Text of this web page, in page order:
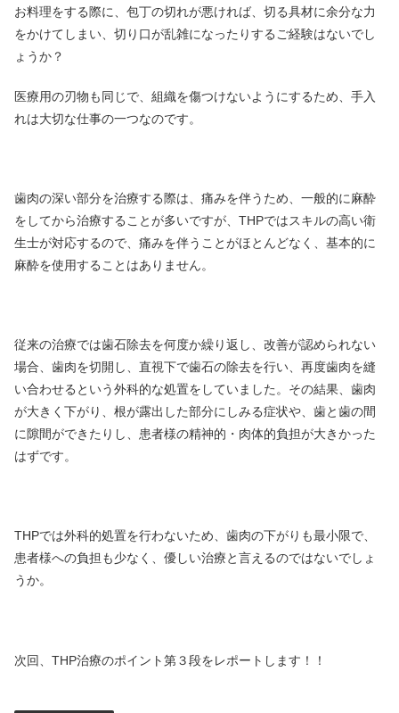
お料理をする際に、包丁の切れが悪ければ、切る具材に余分な力
をかけてしまい、切り口が乱雑になったりするご経験はないでし
ょうか？
医療用の刃物も同じで、組織を傷つけないようにするため、手入
れは大切な仕事の一つなのです。
歯肉の深い部分を治療する際は、痛みを伴うため、一般的に麻酔
をしてから治療することが多いですが、THPではスキルの高い衛
生士が対応するので、痛みを伴うことがほとんどなく、基本的に
麻酔を使用することはありません。
従来の治療では歯石除去を何度か繰り返し、改善が認められない
場合、歯肉を切開し、直視下で歯石の除去を行い、再度歯肉を縫
い合わせるという外科的な処置をしていました。その結果、歯肉
が大きく下がり、根が露出した部分にしみる症状や、歯と歯の間
に隙間ができたりし、患者様の精神的・肉体的負担が大きかった
はずです。
THPでは外科的処置を行わないため、歯肉の下がりも最小限で、
患者様への負担も少なく、優しい治療と言えるのではないでしょ
うか。
次回、THP治療のポイント第３段をレポートします！！